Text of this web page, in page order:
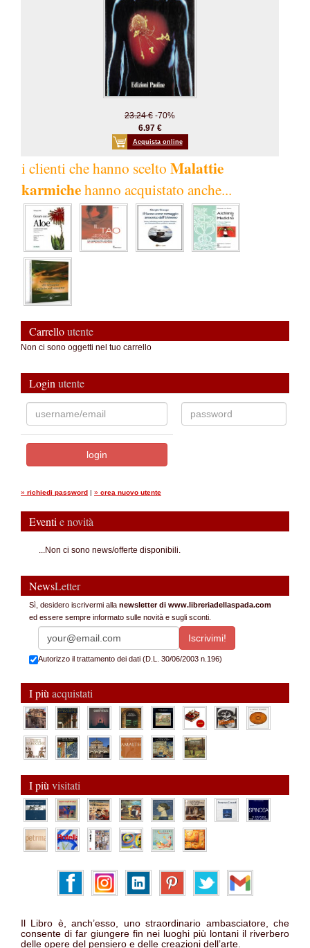
23.24 € -70%
6.97 €
Acquista online
i clienti che hanno scelto Malattie
karmichehanno acquistato anche...
Carrelloutente
Non ci sono oggetti nel tuo carrello
Login utente
» richiedi password | » crea nuovo utente
Eventi e novità
...Non ci sono news/offerte disponibili.
NewsLetter
Sì, desidero iscrivermi alla newsletter di www.libreriadellaspada.com
ed essere sempre informato sulle novità e sugli sconti.
Autorizzo il trattamento dei dati (D.L. 30/06/2003 n.196)
I più acquistati
I più visitati
Il Libro è, anch’esso, uno straordinario ambasciatore, che
consente di far giungere fin nei luoghi più lontani il riverbero
delle opere del pensiero e delle creazioni dell’arte.